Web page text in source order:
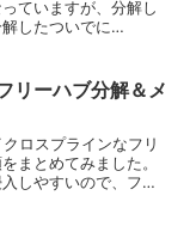
ていますが、分解し
したついでに
マノでは、
シマノは言...
ーハブ分解＆メ
ロスプラインなフリ
まとめてみました。
しやすいので、フリ